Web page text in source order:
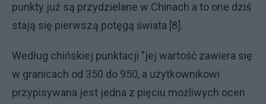
punkty już są przydzielane w Chinach a to one dziś
stają się pierwszą potęgą świata [8].
Według chińskiej punktacji "jej wartość zawiera się
w granicach od 350 do 950, a użytkownikowi
przypisywana jest jedna z pięciu możliwych ocen